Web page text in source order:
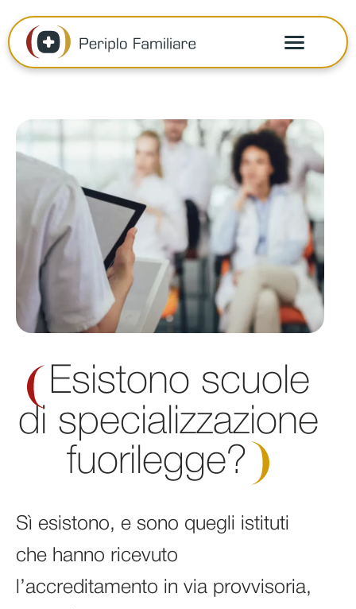
Esistono scuole
di specializzazione
fuorilegge?
Sì esistono, e sono quegli istituti
che hanno ricevuto
l’accreditamento in via provvisoria,